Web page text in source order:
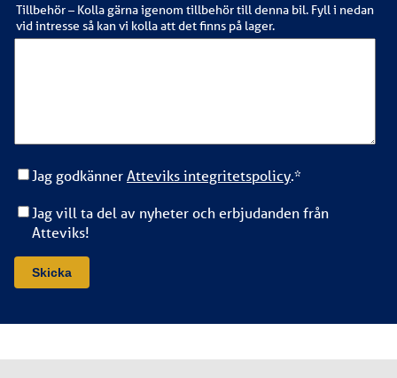
Tillbehör – Kolla gärna igenom tillbehör till denna bil. Fyll i nedan
vid intresse så kan vi kolla att det finns på lager.
Jag godkännerAtteviks integritetspolicy.*
Jag vill ta del av nyheter och erbjudanden från
Atteviks!